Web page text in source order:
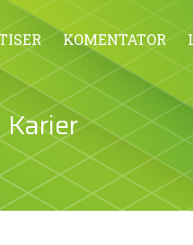
KOMENTATOR